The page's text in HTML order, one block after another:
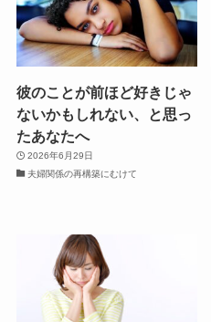
彼のことが前ほど好きじゃ
ないかもしれない、と思っ
たあなたへ
2026年6月29日
夫婦関係の再構築にむけて